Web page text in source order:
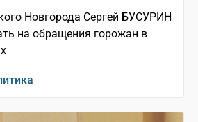
Новгорода Сергей БУСУРИН
на обращения горожан в